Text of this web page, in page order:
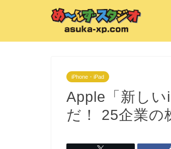
iPhone・iPad
Apple「新し
だ！ 25企業の